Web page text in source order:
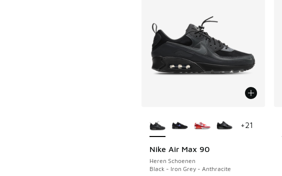
Nike Air Max 90
Heren Schoenen
Black - Iron Grey - Anthracite
+21